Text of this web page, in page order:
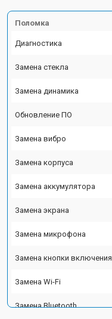
Поломка
Диагностика
Замена стекла
Замена динамика
Обновление ПО
Замена вибро
Замена корпуса
Замена аккумулятора
Замена экрана
Замена микрофона
Замена кнопки включения
Замена Wi-Fi
Замена Bluetooth